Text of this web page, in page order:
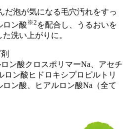
だ泡が気になる毛穴汚れをすっ
ロン酸※2 を配合し、うるおいを
洗い上がりに。
ン酸クロスポリマーNa、アセチ
ロン酸ヒドロキシプロピルトリ
ン酸、ヒアルロン酸Na（全て